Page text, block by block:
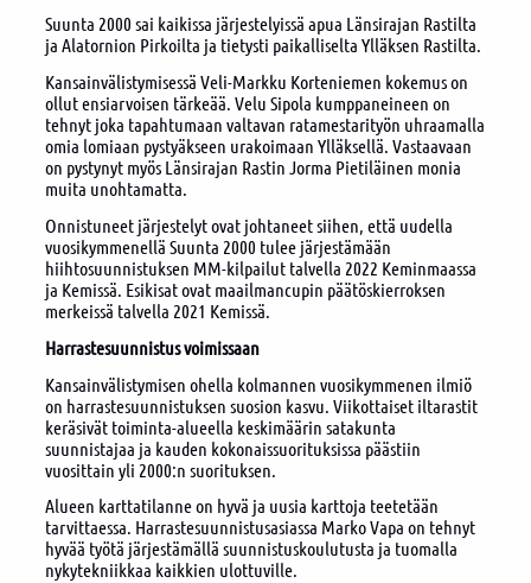
Suunta 2000 sai kaikissa järjestelyissä apua Länsirajan Rastilta
ja Alatornion Pirkoilta ja tietysti paikalliselta Ylläksen Rastilta.
Kansainvälistymisessä Veli-Markku Korteniemen kokemus on
ollut ensiarvoisen tärkeää. Velu Sipola kumppaneineen on
tehnyt joka tapahtumaan valtavan ratamestarityön uhraamalla
omia lomiaan pystyäkseen urakoimaan Ylläksellä. Vastaavaan
on pystynyt myös Länsirajan Rastin Jorma Pietiläinen monia
muita unohtamatta.
Onnistuneet järjestelyt ovat johtaneet siihen, että uudella
vuosikymmenellä Suunta 2000 tulee järjestämään
hiihtosuunnistuksen MM-kilpailut talvella 2022 Keminmaassa
ja Kemissä. Esikisat ovat maailmancupin päätöskierroksen
merkeissä talvella 2021 Kemissä.
Harrastesuunnistus voimissaan
Kansainvälistymisen ohella kolmannen vuosikymmenen ilmiö
on harrastesuunnistuksen suosion kasvu. Viikottaiset iltarastit
keräsivät toiminta-alueella keskimäärin satakunta
suunnistajaa ja kauden kokonaissuorituksissa päästiin
vuosittain yli 2000:n suorituksen.
Alueen karttatilanne on hyvä ja uusia karttoja teetetään
tarvittaessa. Harrastesuunnistusasiassa Marko Vapa on tehnyt
hyvää työtä järjestämällä suunnistuskoulutusta ja tuomalla
nykytekniikkaa kaikkien ulottuville.